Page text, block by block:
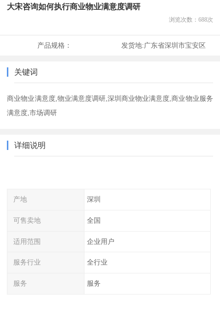
大宋咨询如何执行商业物业满意度调研
浏览次数： 688次
产品规格： 发货地:广东省深圳市宝安区
关键词
商业物业满意度,物业满意度调研,深圳商业物业满意度,商业物业服务
满意度,市场调研
详细说明
产地 深圳
可售卖地 全国
适用范围 企业用户
服务行业 全行业
服务 服务